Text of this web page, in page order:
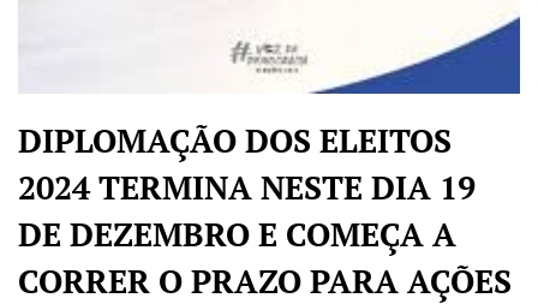
DIPLOMAÇÃO DOS ELEITOS
2024 TERMINA NESTE DIA 19
DE DEZEMBRO E COMEÇA A
CORRER O PRAZO PARA AÇÕES